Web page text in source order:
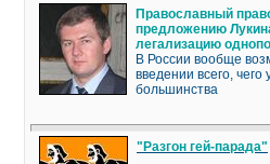
Православный
предложению
легализацию
В России вообще
введении всего,
большинства
"Разгон гей-парада"